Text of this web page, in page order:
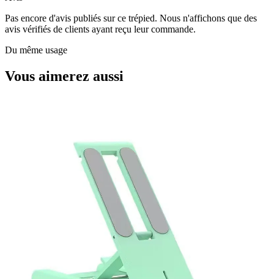
Pas encore d'avis publiés sur ce trépied. Nous n'affichons que des
avis vérifiés de clients ayant reçu leur commande.
Du même usage
Vous aimerez aussi